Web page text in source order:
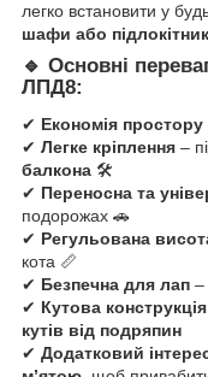
легко встановити у
шафи або
🔹 Основні
ЛПД8:
✔ Економія простору
✔ Легке кріплення –
балкона 🛠️
✔ Переносна та
подорожах 🚗
✔ Регульована
кота 📏
✔ Безпечна для лап –
✔ Кутова конструкція
кутів від подряпин
✔ Додатковий